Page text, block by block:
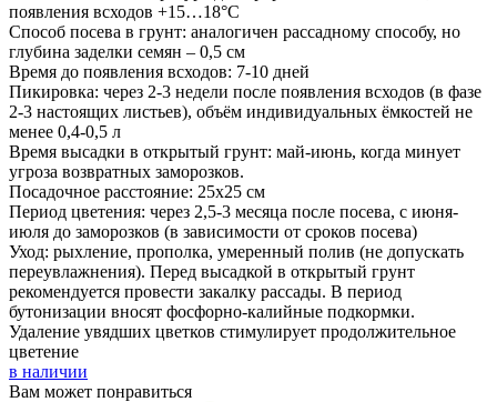
появления всходов +15…18°С
Способ посева в грунт: аналогичен рассадному способу, но
глубина заделки семян – 0,5 см
Время до появления всходов: 7-10 дней
Пикировка: через 2-3 недели после появления всходов (в фазе
2-3 настоящих листьев), объём индивидуальных ёмкостей не
менее 0,4-0,5 л
Время высадки в открытый грунт: май-июнь, когда минует
угроза возвратных заморозков.
Посадочное расстояние: 25х25 см
Период цветения: через 2,5-3 месяца после посева, с июня-
июля до заморозков (в зависимости от сроков посева)
Уход: рыхление, прополка, умеренный полив (не допускать
переувлажнения). Перед высадкой в открытый грунт
рекомендуется провести закалку рассады. В период
бутонизации вносят фосфорно-калийные подкормки.
Удаление увядших цветков стимулирует продолжительное
цветение
в наличии
Вам может понравиться